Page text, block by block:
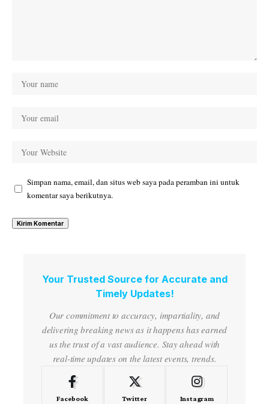
Simpan nama, email, dan situs web saya pada peramban ini untuk
komentar saya berikutnya.
Your Trusted Source for Accurate and
Timely Updates!
Our commitment to accuracy, impartiality, and
delivering breaking news as it happens has earned
us the trust of a vast audience. Stay ahead with
real-time updates on the latest events, trends.
Facebook Twitter Instagram